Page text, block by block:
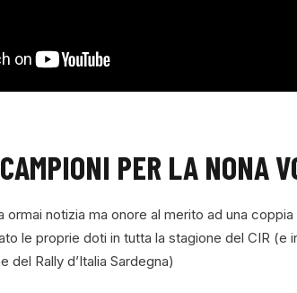
PER LA NONA
ormai notizia ma onore al merito ad una
le proprie doti in tutta la stagione del CIR (e
del Rally d’Italia Sardegna)